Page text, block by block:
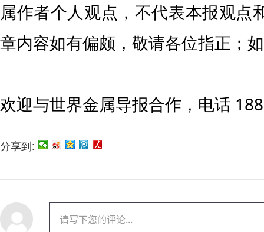
属作者个人观点，不代表本报观点
章内容如有偏颇，敬请各位指正；
欢迎与世界金属导报合作，电话
分享到: